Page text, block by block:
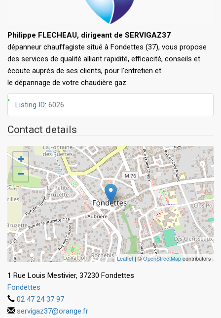
Philippe FLECHEAU, dirigeant de SERVIGAZ37
dépanneur chauffagiste situé à Fondettes (37), vous propose
des services de qualité alliant rapidité, efficacité, conseils et
écoute auprès de ses clients, pour l’entretien et
le dépannage de votre chaudière gaz.
Listing ID: 6026
Contact details
+
−
Leaflet | ©OpenStreetMapcontributors
1 Rue Louis Mestivier, 37230 Fondettes
Fondettes
02 47 24 37 97
servigaz37@orange.fr